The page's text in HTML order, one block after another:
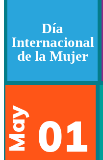
Día
Internacional
de la Mujer
May 01